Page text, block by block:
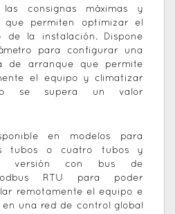
consignas máximas y
que permiten optimizar el
de la instalación. Dispone
para configurar una
de arranque que permite
el equipo y climatizar
se supera un valor
en modelos para
tubos o cuatro tubos y
versión con bus de
RTU para poder
remotamente el equipo e
una red de control global